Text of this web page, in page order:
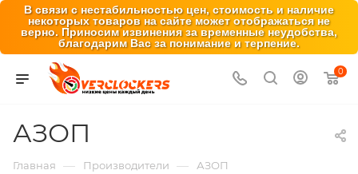
В связи с нестабильностью цен, стоимость и наличие
некоторых товаров на сайте может отображаться не
верно. Приносим извинения за временные неудобства,
благодарим Вас за понимание и терпение.
0
АЗОП
Главная — Производители — АЗОП